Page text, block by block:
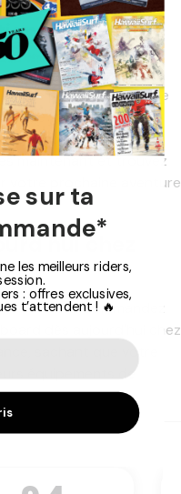
Dorsale
pour une pratique
de gamme pour des
a la solution qu'il vous
maintenant et trouvez
votre prochaine aventure
chez
sécurité. Commandez
dès aujourd'hui chez
sachant que votre
équipements de
sur ta
les meilleurs riders,
: offres exclusives,
t’attendent ! 🔥